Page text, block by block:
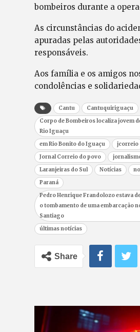
bombeiros durante a
As circunstâncias do
apuradas pelas
responsáveis.
Aos família e os amigos
condolências e
Cantu
Cantuquiriguaçu
Corpo de Bombeiros localiza jovem
Rio Iguaçu
em Rio Bonito do Iguaçu
jcorreio
Jornal Correio do povo
Laranjeiras do Sul
Notícias
Paraná
Pedro Henrique Frandolozo estava
o tombamento de uma embarcação
Santiago
últimas notícias
Share